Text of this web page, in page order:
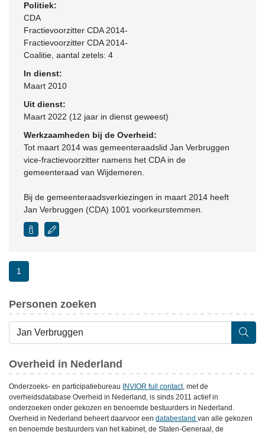
Politiek:
CDA
Fractievoorzitter CDA 2014-
Fractievoorzitter CDA 2014-
Coalitie , aantal zetels: 4
In dienst:
Maart 2010
Uit dienst:
Maart 2022 (12 jaar in dienst geweest)
Werkzaamheden bij de Overheid:
Tot maart 2014 was gemeenteraadslid Jan Verbruggen
vice-fractievoorzitter namens het CDA in de
gemeenteraad van Wijdemeren.
Bij de gemeenteraadsverkiezingen in maart 2014 heeft
Jan Verbruggen (CDA) 1001 voorkeurstemmen.
1
Personen zoeken
Overheid in Nederland
Onderzoeks- en participatiebureau INVIOR full contact, met de
overheidsdatabase Overheid in Nederland, is sinds 2011 actief in
onderzoeken onder gekozen en benoemde bestuurders in Nederland.
Overheid in Nederland beheert daarvoor een databestand van alle gekozen
en benoemde bestuurders van het kabinet, de Staten-Generaal, de